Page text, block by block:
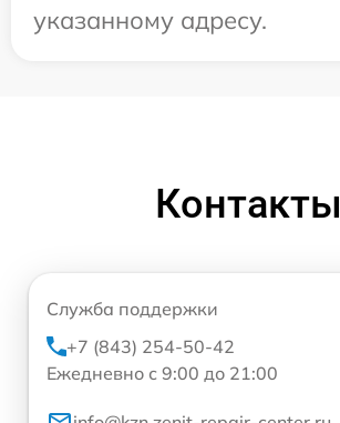
указанному адресу.
Контакты
Служба поддержки
+7 (843) 254-50-42
Ежедневно с 9:00 до 21:00